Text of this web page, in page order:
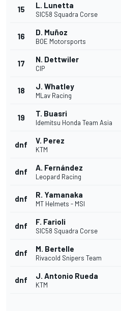
15 L. Lunetta
SIC58 Squadra Corse
16 D. Muñoz
BOE Motorsports
17 N. Dettwiler
CIP
18 J. Whatley
MLav Racing
19 T. Buasri
Idemitsu Honda Team Asia
dnf V. Perez
KTM
dnf A. Fernández
Leopard Racing
dnf R. Yamanaka
MT Helmets - MSI
dnf F. Farioli
SIC58 Squadra Corse
dnf M. Bertelle
Rivacold Snipers Team
dnf J. Antonio Rueda
KTM